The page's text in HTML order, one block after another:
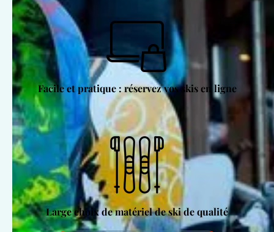
Facile et pratique : réservez vos skis en ligne
Large choix de matériel de ski de qualité